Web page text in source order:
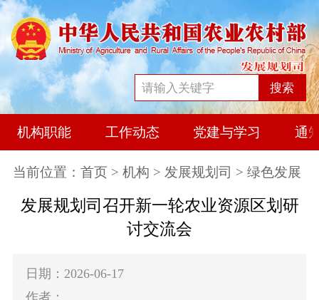
搜索
机构职能 工作动态 党建与学习 通
当前位置： 首页 > 机构 > 发展规划司 > 绿色发展
发展规划司召开新一轮农业资源区划研
讨交流会
日期：2026-06-17